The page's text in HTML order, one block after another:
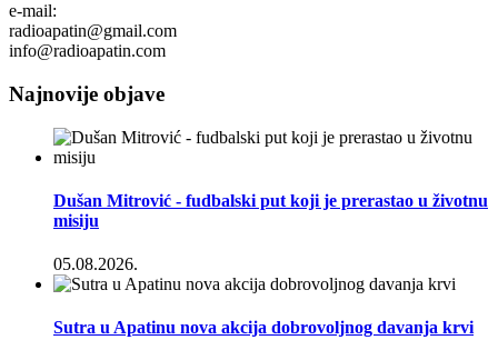
e-mail:
radioapatin@gmail.com
info@radioapatin.com
Najnovije objave
Dušan Mitrović - fudbalski put koji je prerastao u životnu
misiju
05.08.2026.
Sutra u Apatinu nova akcija dobrovoljnog davanja krvi